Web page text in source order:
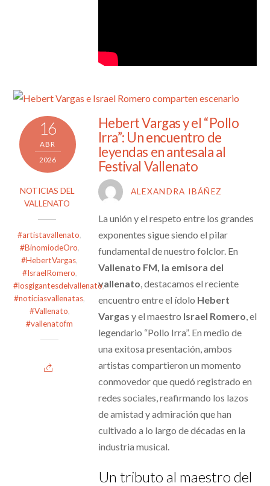
16
ABR
2026
NOTICIAS DEL
VALLENATO
#artistavallenato,
#BinomiodeOro,
#HebertVargas,
#IsraelRomero,
#losgigantesdelvallenato,
#noticiasvallenatas,
#Vallenato,
#vallenatofm
Hebert Vargas y el “Pollo
Irra”: Un encuentro de
leyendas en antesala al
Festival Vallenato
ALEXANDRA IBÁÑEZ
La unión y el respeto entre los grandes
exponentes sigue siendo el pilar
fundamental de nuestro folclor. En
Vallenato FM, la emisora del
vallenato, destacamos el reciente
encuentro entre el ídolo Hebert
Vargas y el maestro Israel Romero, el
legendario “Pollo Irra”. En medio de
una exitosa presentación, ambos
artistas compartieron un momento
conmovedor que quedó registrado en
redes sociales, reafirmando los lazos
de amistad y admiración que han
cultivado a lo largo de décadas en la
industria musical.
Un tributo al maestro del